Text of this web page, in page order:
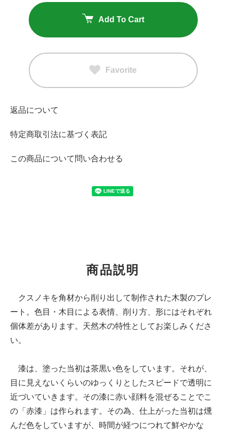
Add To Cart
Favorite
返品について
特定商取引法に基づく表記
この商品について問い合わせる
商品説明
クスノキを角材から削り出して制作された木製のプレ
ート。色目・木目による表情、削り方、形にはそれぞれ
個体差があります。天然木の特性としてお楽しみくださ
い。
漆は、塗った当初は茶黒い色をしています。それが、
目に見えないくらいのゆっくりとしたスピードで透明に
近づいていきます。その漆に赤い顔料を混ぜることでこ
の「赤漆」は作られます。その為、仕上がった当初は燻
んだ色をしていますが、時間が経つにつれて鮮やかな